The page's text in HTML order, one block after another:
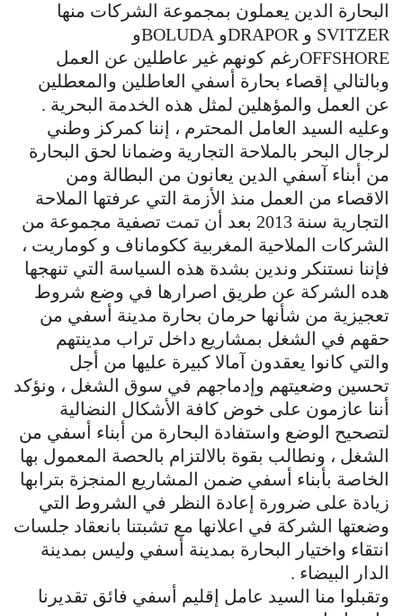
البحارة الدين يعملون بمجموعة الشركات منها
SVITZER و DRAPORو BOLUDAو
OFFSHOREرغم كونهم غير عاطلين عن العمل
وبالتالي إقصاء بحارة أسفي العاطلين والمعطلين
عن العمل والمؤهلين لمثل هذه الخدمة البحرية .
وعليه السيد العامل المحترم ، إننا كمركز وطني
لرجال البحر بالملاحة التجارية وضمانا لحق البحارة
من أبناء آسفي الدين يعانون من البطالة ومن
الاقصاء من العمل منذ الأزمة التي عرفتها الملاحة
التجارية سنة 2013 بعد أن تمت تصفية مجموعة من
الشركات الملاحية المغربية ككوماناف و كوماريت ،
فإننا نستنكر وندين بشدة هذه السياسة التي تنهجها
هده الشركة عن طريق اصرارها في وضع شروط
تعجيزية من شأنها حرمان بحارة مدينة أسفي من
حقهم في الشغل بمشاريع داخل تراب مدينتهم
والتي كانوا يعقدون آمالا كبيرة عليها من أجل
تحسين وضعيتهم وإدماجهم في سوق الشغل ، ونؤكد
أننا عازمون على خوض كافة الأشكال النضالية
لتصحيح الوضع واستفادة البحارة من أبناء أسفي من
الشغل ، ونطالب بقوة بالالتزام بالحصة المعمول بها
الخاصة بأبناء أسفي ضمن المشاريع المنجزة بترابها
زيادة على ضرورة إعادة النظر في الشروط التي
وضعتها الشركة في اعلانها مع تشبتنا بانعقاد جلسات
انتقاء واختيار البحارة بمدينة أسفي وليس بمدينة
الدار البيضاء .
وتقبلوا منا السيد عامل إقليم أسفي فائق تقديرنا